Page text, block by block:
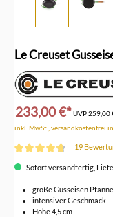
Le Creuset
233,00 €*UVP259,00
inkl. MwSt., versandkostenfrei
19
Sofort versandfertig,
große Gusseisen Pfanne
intensiver Geschmack
Höhe 4,5 cm